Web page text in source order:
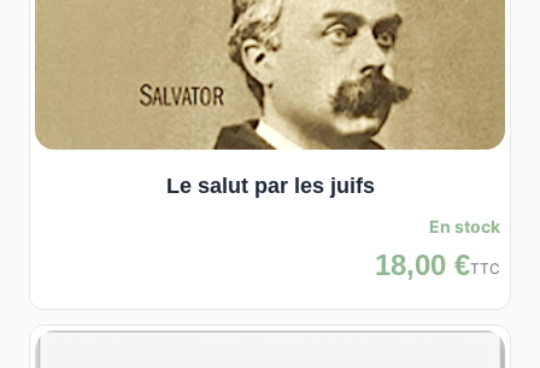
Le salut par les juifs
En stock
18,00 €TTC